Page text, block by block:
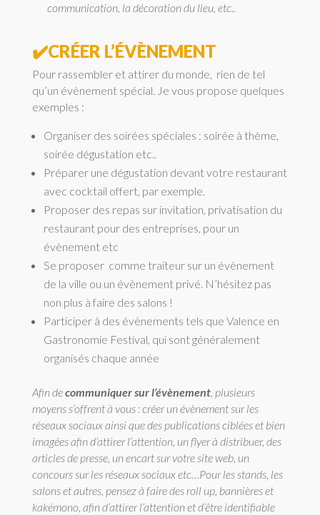
communication, la décoration du lieu, etc..
✔️CRÉER L’ÉVÈNEMENT
Pour rassembler et attirer du monde, rien de tel
qu’un évènement spécial. Je vous propose quelques
exemples :
Organiser des soirées spéciales : soirée à thème,
soirée dégustation etc..
Préparer une dégustation devant votre restaurant
avec cocktail offert, par exemple.
Proposer des repas sur invitation, privatisation du
restaurant pour des entreprises, pour un
évènement etc
Se proposer comme traiteur sur un évènement
de la ville ou un évènement privé. N’hésitez pas
non plus à faire des salons !
Participer à des évènements tels que Valence en
Gastronomie Festival, qui sont généralement
organisés chaque année
Afin decommuniquer sur l’évènement, plusieurs
moyens s’offrent à vous : créer un évènement sur les
réseaux sociaux ainsi que des publications ciblées et bien
imagées afin d’attirer l’attention, un flyer à distribuer, des
articles de presse, un encart sur votre site web, un
concours sur les réseaux sociaux etc…Pour les stands, les
salons et autres, pensez à faire des roll up, bannières et
kakémono, afin d’attirer l’attention et d’être identifiable